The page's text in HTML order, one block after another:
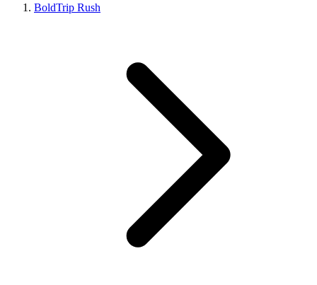
BoldTrip Rush